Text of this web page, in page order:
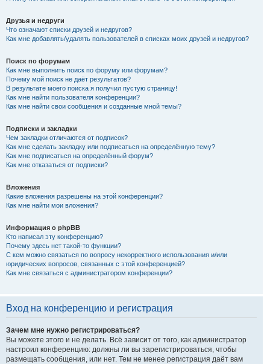
Друзья и недруги
Что означают списки друзей и недругов?
Как мне добавлять/удалять пользователей в списках моих друзей и недругов?
Поиск по форумам
Как мне выполнить поиск по форуму или форумам?
Почему мой поиск не даёт результатов?
В результате моего поиска я получил пустую страницу!
Как мне найти пользователя конференции?
Как мне найти свои сообщения и созданные мной темы?
Подписки и закладки
Чем закладки отличаются от подписок?
Как мне сделать закладку или подписаться на определённую тему?
Как мне подписаться на определённый форум?
Как мне отказаться от подписки?
Вложения
Какие вложения разрешены на этой конференции?
Как мне найти мои вложения?
Информация о phpBB
Кто написал эту конференцию?
Почему здесь нет такой-то функции?
С кем можно связаться по вопросу некорректного использования и/или
юридических вопросов, связанных с этой конференцией?
Как мне связаться с администратором конференции?
Вход на конференцию и регистрация
Зачем мне нужно регистрироваться?
Вы можете этого и не делать. Всё зависит от того, как администратор
настроил конференцию: должны ли вы зарегистрироваться, чтобы
размещать сообщения, или нет. Тем не менее регистрация даёт вам